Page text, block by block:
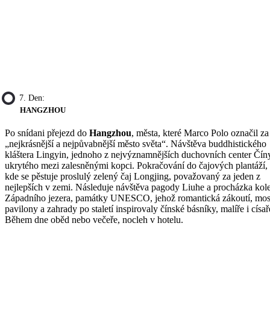
7. Den:
HANGZHOU
Po snídani přejezd do Hangzhou, města, které Marco Polo označil za
„nejkrásnější a nejpůvabnější město světa“. Návštěva buddhistického
kláštera Lingyin, jednoho z nejvýznamnějších duchovních center
ukrytého mezi zalesněnými kopci. Pokračování do čajových plantáží,
kde se pěstuje proslulý zelený čaj Longjing, považovaný za jeden z
nejlepších v zemi. Následuje návštěva pagody Liuhe a procházka
Západního jezera, památky UNESCO, jehož romantická zákoutí,
pavilony a zahrady po staletí inspirovaly čínské básníky, malíře i
Během dne oběd nebo večeře, nocleh v hotelu.